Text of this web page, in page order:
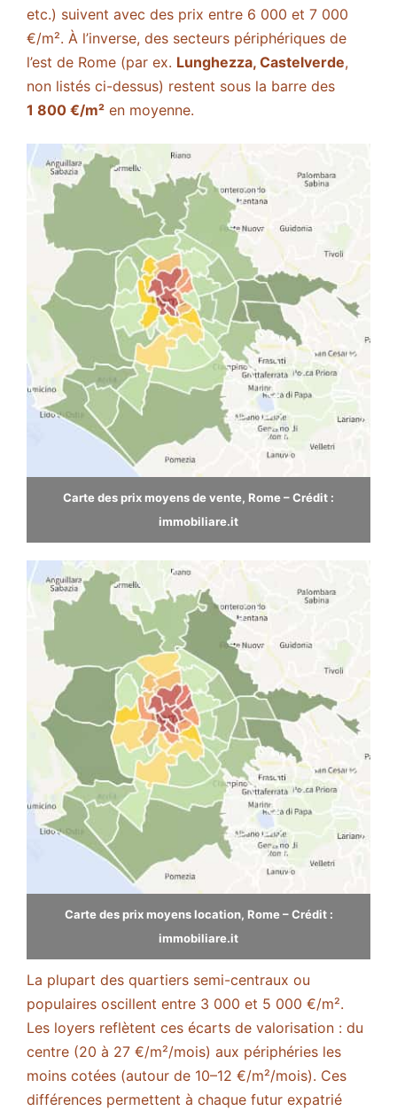
etc.) suivent avec des prix entre 6 000 et 7 000
€/m². À l’inverse, des secteurs périphériques de
l’est de Rome (par ex. Lunghezza, Castelverde,
non listés ci-dessus) restent sous la barre des
1 800 €/m² en moyenne​.
Carte des prix moyens de vente, Rome – Crédit :
immobiliare.it
Carte des prix moyens location, Rome – Crédit :
immobiliare.it
La plupart des quartiers semi-centraux ou
populaires oscillent entre 3 000 et 5 000 €/m².
Les loyers reflètent ces écarts de valorisation : du
centre (20 à 27 €/m²/mois) aux périphéries les
moins cotées (autour de 10–12 €/m²/mois)​. Ces
différences permettent à chaque futur expatrié